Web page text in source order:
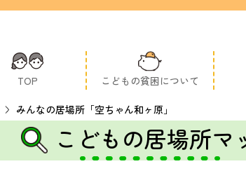
TOP こどもの貧困について
みんなの居場所「空ちゃん和ヶ原」
こどもの居場所マ